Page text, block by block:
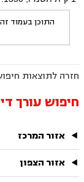
התוכן בעמוד
חזרה לתוצאות
חיפוש עורך
אזור המרכז
אזור הצפון